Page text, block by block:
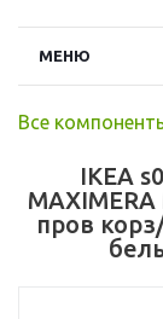
МЕНЮ
Все
IKEA
пров